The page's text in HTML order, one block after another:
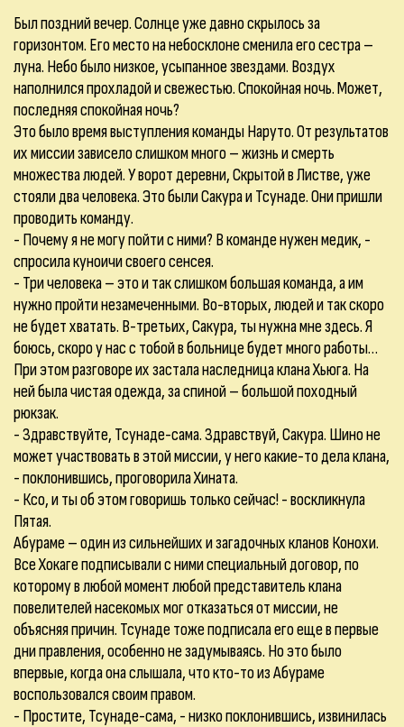
Был поздний вечер. Солнце уже давно скрылось за
горизонтом. Его место на небосклоне сменила его сестра –
луна. Небо было низкое, усыпанное звездами. Воздух
наполнился прохладой и свежестью. Спокойная ночь. Может,
последняя спокойная ночь?
Это было время выступления команды Наруто. От результатов
их миссии зависело слишком много – жизнь и смерть
множества людей. У ворот деревни, Скрытой в Листве, уже
стояли два человека. Это были Сакура и Тсунаде. Они пришли
проводить команду.
- Почему я не могу пойти с ними? В команде нужен медик, -
спросила куноичи своего сенсея.
- Три человека – это и так слишком большая команда, а им
нужно пройти незамеченными. Во-вторых, людей и так скоро
не будет хватать. В-третьих, Сакура, ты нужна мне здесь. Я
боюсь, скоро у нас с тобой в больнице будет много работы…
При этом разговоре их застала наследница клана Хьюга. На
ней была чистая одежда, за спиной – большой походный
рюкзак.
- Здравствуйте, Тсунаде-сама. Здравствуй, Сакура. Шино не
может участвовать в этой миссии, у него какие-то дела клана,
- поклонившись, проговорила Хината.
- Ксо, и ты об этом говоришь только сейчас! - воскликнула
Пятая.
Абураме – один из сильнейших и загадочных кланов Конохи.
Все Хокаге подписывали с ними специальный договор, по
которому в любой момент любой представитель клана
повелителей насекомых мог отказаться от миссии, не
объясняя причин. Тсунаде тоже подписала его еще в первые
дни правления, особенно не задумываясь. Но это было
впервые, когда она слышала, что кто-то из Абураме
воспользовался своим правом.
- Простите, Тсунаде-сама, - низко поклонившись, извинилась